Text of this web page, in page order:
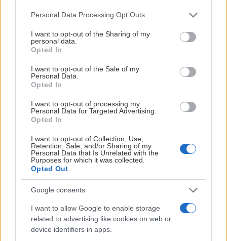
Please note that this website/app uses one or more Google
not limited to your visit or usage behaviour. You may click to
grant or deny consent to Google and its third-party tags to
use your data for below specified purposes in below Google
consent section.
Personal Data Processing Opt Outs
I want to opt-out of the Sharing of my
personal data.
Opted In
I want to opt-out of the Sale of my
Personal Data.
Opted In
I want to opt-out of processing my
Personal Data for Targeted Advertising.
Opted In
I want to opt-out of Collection, Use,
Retention, Sale, and/or Sharing of my
Personal Data that Is Unrelated with the
Purposes for which it was collected.
Opted Out
Google consents
I want to allow Google to enable storage
related to advertising like cookies on web or
device identifiers in apps.
Karlskrona HK kan meddela att backen Oskar Hassel har
förlängt sitt kontrakt med klubben och därmed fortsätter
i KHK även kommande säsong.
Hassel, född 2002, kom till Karlskrona HK inför säsongen 2025/26
efter en säsong i Vimmerby HC i HockeyAllsvenskan.
I KHK har Hassel etablerat sig som en viktig del av backsidan. Med
sin skridskoåkning, puckföring och erfarenhet från spel på högre
nivåer bidrar han både defensivt och offensivt, och har blivit en